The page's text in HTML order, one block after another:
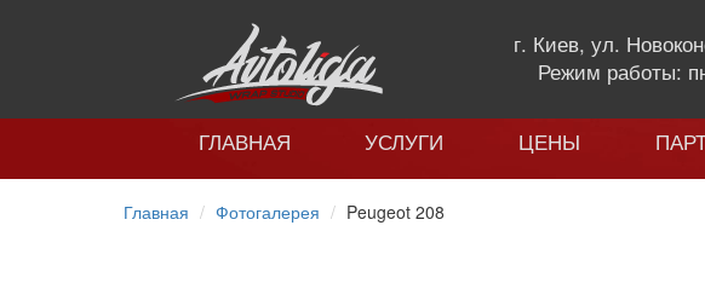
г. Киев, ул.
Режим работы:
ГЛАВНАЯ УСЛУГИ ЦЕНЫ
Главная Фотогалерея Peugeot 208